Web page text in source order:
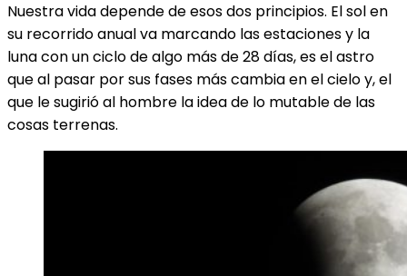
Nuestra vida depende de esos dos principios. El sol en
su recorrido anual va marcando las estaciones y la
luna con un ciclo de algo más de 28 días, es el astro
que al pasar por sus fases más cambia en el cielo y, el
que le sugirió al hombre la idea de lo mutable de las
cosas terrenas.